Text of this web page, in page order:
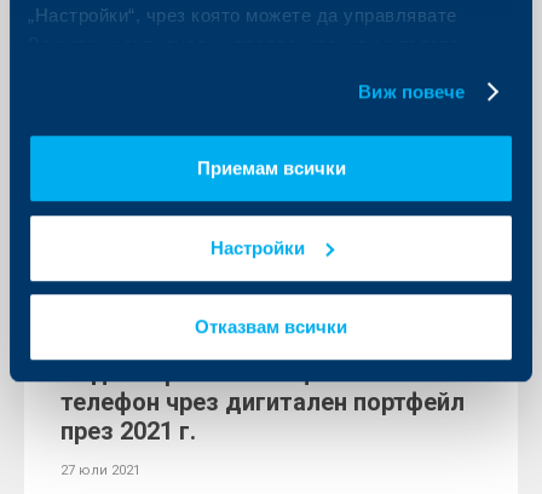
„Настройки“, чрез която можете да управлявате
Виж повече
Приемам всички
Настройки
Отказвам всички
Тримесечен отчет към клиентите,
29 юли 2021
телефон чрез дигитален портфейл
през 2021 г.
27 юли 2021